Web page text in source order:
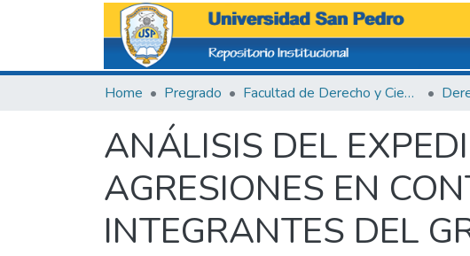
Home Pregrado Facultad de Derecho y Ciencias Políticas
ANÁLISIS DEL
AGRESIONES EN
INTEGRANTES DEL